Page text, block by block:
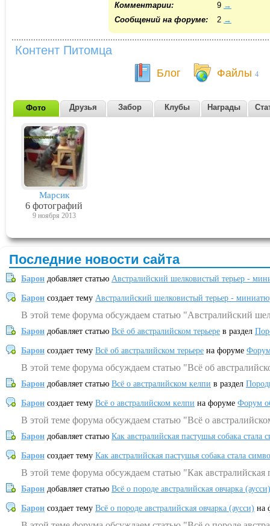
Комментарии:
9 →
Cообщений на форуме:
2 →
Контент Питомца
Блог Файлы 4
Фото Друзья Забор Клубы Награды
Марсик
6 фотографий
9 ноября 2013
Последние новости сайта
Барон добавляет статью Австралийский шелковистый терьер -
Барон создает тему Австралийский шелковистый терьер -
В этой теме форума обсуждаем статью "Австралийский
Барон добавляет статью Всё об австралийском терьере в раздел
Барон создает тему Всё об австралийском терьере на форуме
В этой теме форума обсуждаем статью "Всё об
Барон добавляет статью Всё о австралийском келпи в раздел
Барон создает тему Всё о австралийском келпи на форуме Форум
В этой теме форума обсуждаем статью "Всё о
Барон добавляет статью Как австралийская пастушья собака
Барон создает тему Как австралийская пастушья собака стала
В этой теме форума обсуждаем статью "Как
Барон добавляет статью Всё о породе австралийская овчарка (аусси)
Барон создает тему Всё о породе австралийская овчарка (аусси) на